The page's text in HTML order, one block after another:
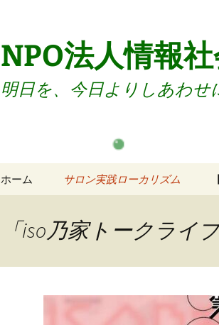
NPO法人情報
明日を、今日よりしあわせ
ホーム サロン実践ローカリズム
サロン入会
「iso乃家トークライ